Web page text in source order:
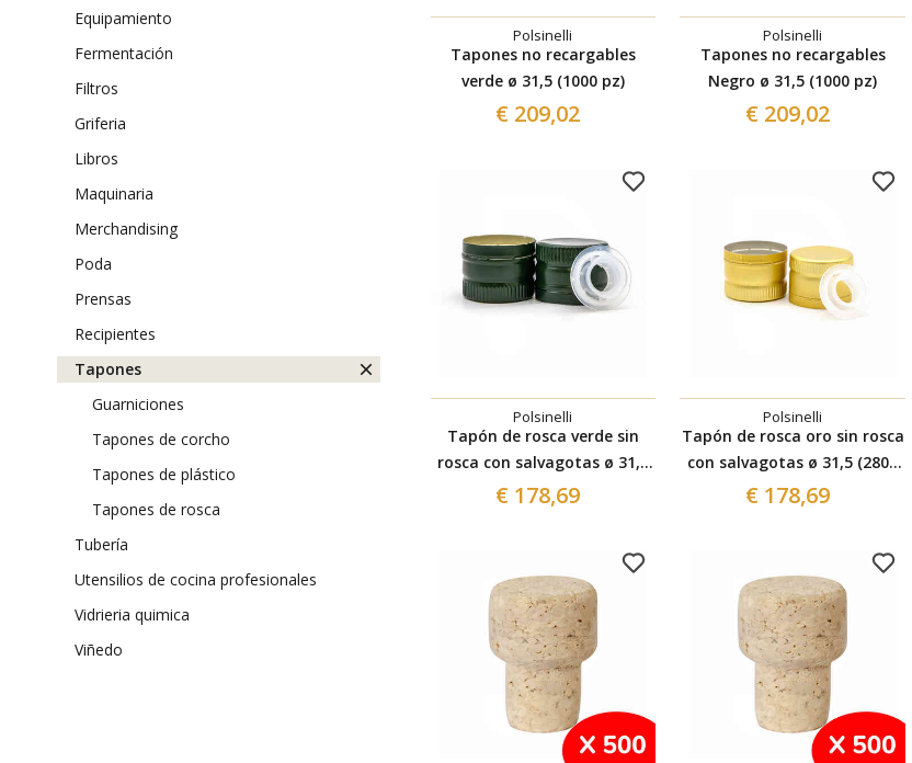
equipamiento
fermentación
filtros
griferia
libros
maquinaria
merchandising
poda
prensas
recipientes
tapones
guarniciones
tapones de corcho
tapones de plástico
tapones de rosca
tubería
utensilios de cocina profesionales
vidrieria quimica
viñedo
Polsinelli
Tapones no recargables
verde ø 31,5 (1000 pz)
€ 209,02
Polsinelli
Tapones no recargables
Negro ø 31,5 (1000 pz)
€ 209,02
Polsinelli
Tapón de rosca verde sin
rosca con salvagotas ø 31,5
(2800 Pcs)
€ 178,69
Polsinelli
Tapón de rosca oro sin rosca
con salvagotas ø 31,5 (2800
Pcs)
€ 178,69